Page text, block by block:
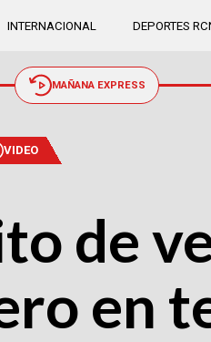
INTERNACIONAL DEPORTES
MAÑANA EXPRESS
VIDEO
de
en